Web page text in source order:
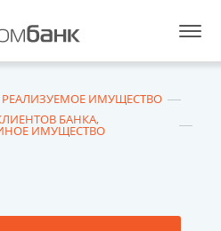
РЕАЛИЗУЕМОЕ ИМУЩЕСТВО
БАНКА,
ИМУЩЕСТВО